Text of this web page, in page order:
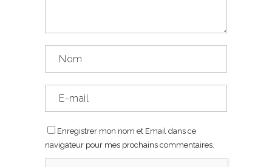
Enregistrer mon nom et Email dans ce
navigateur pour mes prochains commentaires.